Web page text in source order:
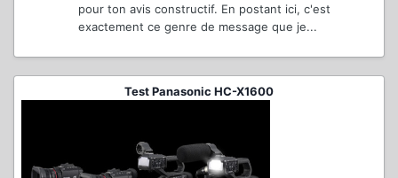
pour ton avis constructif. En postant ici, c'est
exactement ce genre de message que je...
Test Panasonic HC-X1600